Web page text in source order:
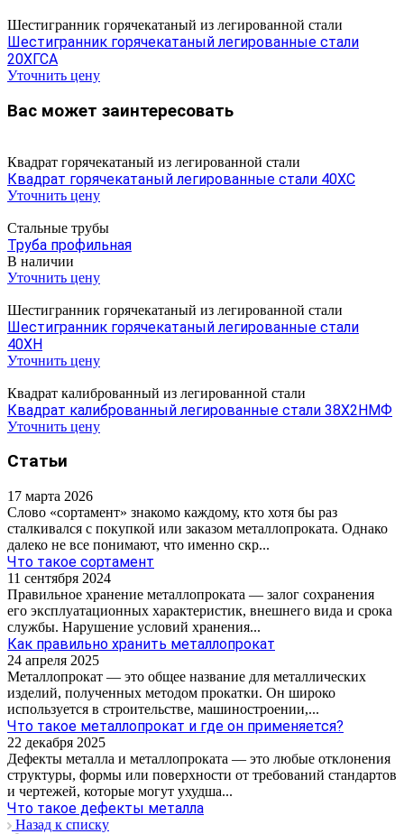
Шестигранник горячекатаный из легированной стали
Шестигранник горячекатаный легированные стали
20ХГСА
Уточнить цену
Вас может заинтересовать
Квадрат горячекатаный из легированной стали
Квадрат горячекатаный легированные стали 40ХС
Уточнить цену
Стальные трубы
Труба профильная
В наличии
Уточнить цену
Шестигранник горячекатаный из легированной стали
Шестигранник горячекатаный легированные стали
40ХН
Уточнить цену
Квадрат калиброванный из легированной стали
Квадрат калиброванный легированные стали 38Х2НМФ
Уточнить цену
Статьи
17 марта 2026
Слово «сортамент» знакомо каждому, кто хотя бы раз
сталкивался с покупкой или заказом металлопроката. Однако
далеко не все понимают, что именно скр...
Что такое сортамент
11 сентября 2024
Правильное хранение металлопроката — залог сохранения
его эксплуатационных характеристик, внешнего вида и срока
службы. Нарушение условий хранения...
Как правильно хранить металлопрокат
24 апреля 2025
Металлопрокат — это общее название для металлических
изделий, полученных методом прокатки. Он широко
используется в строительстве, машиностроении,...
Что такое металлопрокат и где он применяется?
22 декабря 2025
Дефекты металла и металлопроката — это любые отклонения
структуры, формы или поверхности от требований стандартов
и чертежей, которые могут ухудша...
Что такое дефекты металла
Назад к списку